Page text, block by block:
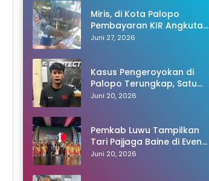
Miris, di Kota Palopo
Pembayaran KIR Angkutan
Barang Capai Rp600 Ribu,
Juni 27, 2026
Kasus Pengeroyokan di
Palopo Terungkap, Satu
Tersangka Ditangkap
Juni 20, 2026
Pemkab Luwu Tampilkan
Tari Pajjaga Baine di Event
Toraya Ma’gellu’ 2026
Juni 20, 2026